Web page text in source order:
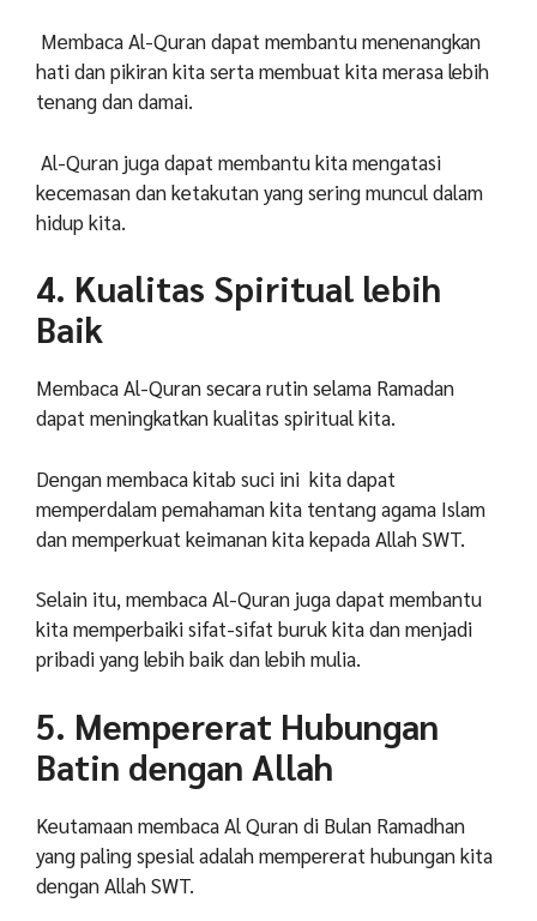
Membaca Al-Quran dapat membantu menenangkan
hati dan pikiran kita serta membuat kita merasa lebih
tenang dan damai.
Al-Quran juga dapat membantu kita mengatasi
kecemasan dan ketakutan yang sering muncul dalam
hidup kita.
4. Kualitas Spiritual lebih
Baik
Membaca Al-Quran secara rutin selama Ramadan
dapat meningkatkan kualitas spiritual kita.
Dengan membaca kitab suci ini kita dapat
memperdalam pemahaman kita tentang agama Islam
dan memperkuat keimanan kita kepada Allah SWT.
Selain itu, membaca Al-Quran juga dapat membantu
kita memperbaiki sifat-sifat buruk kita dan menjadi
pribadi yang lebih baik dan lebih mulia.
5. Mempererat Hubungan
Batin dengan Allah
Keutamaan membaca Al Quran di Bulan Ramadhan
yang paling spesial adalah mempererat hubungan kita
dengan Allah SWT.